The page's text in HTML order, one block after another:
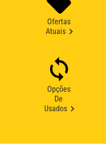
Ofertas
Atuais
Opções
De
Usados